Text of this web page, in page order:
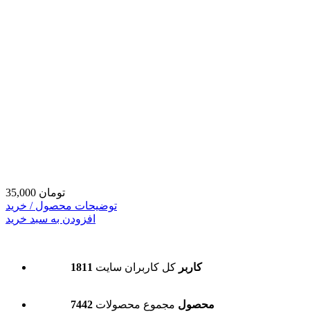
35,000 تومان
توضیحات محصول / خرید
افزودن به سبد خرید
1811 کاربر کل کاربران سایت
7442 محصول مجموع محصولات